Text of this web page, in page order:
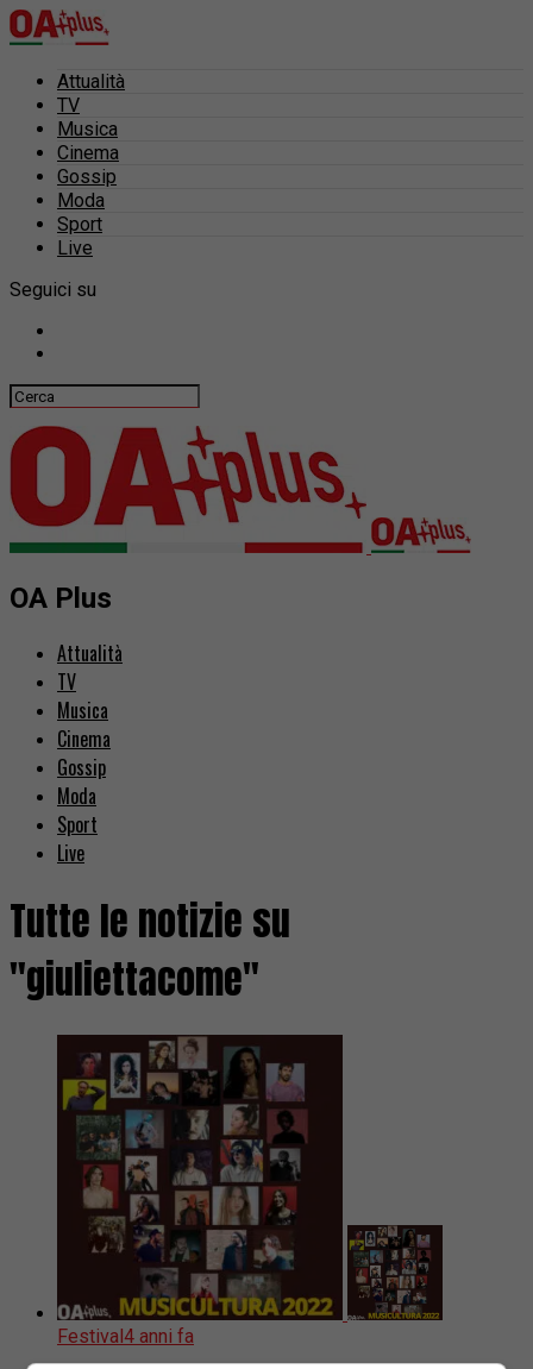
Attualità
TV
Musica
Cinema
Gossip
Moda
Sport
Live
Seguici su
OA Plus
Attualità
TV
Musica
Cinema
Gossip
Moda
Sport
Live
Tutte le notizie su
"giuliettacome"
Festival4 anni fa